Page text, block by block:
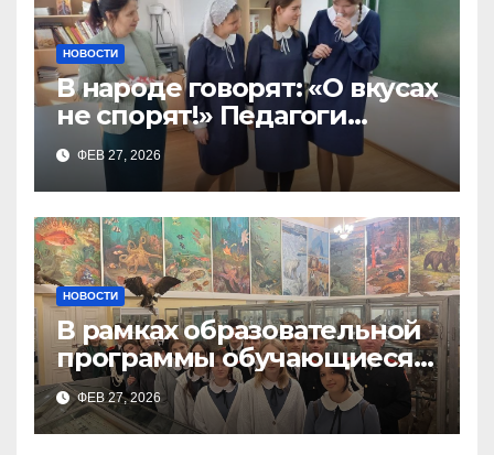
НОВОСТИ
В народе говорят: «О вкусах
не спорят!» Педагоги
поварского отделения
Тимченко О.О.
ФЕВ 27, 2026
НОВОСТИ
В рамках образовательной
программы обучающиеся
9а,8,9б классов посетили
зоологический музей и
ФЕВ 27, 2026